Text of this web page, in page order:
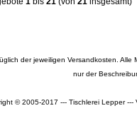
der jeweiligen Versandkosten.
nur der
© 2005-2017 --- Tischlerei Lepper